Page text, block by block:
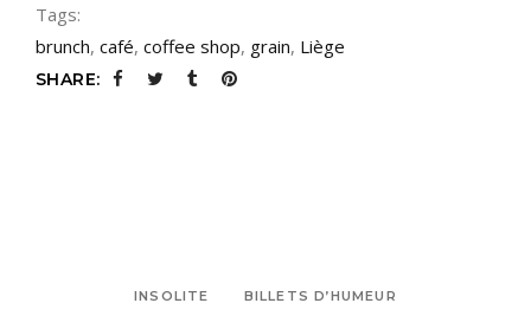
Tags:
brunch, café, coffee shop, grain, Liège
SHARE:
INSOLITE BILLETS D’HUMEUR